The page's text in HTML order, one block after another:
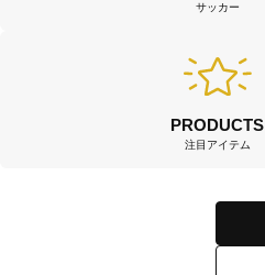
サッカー
PRODUCTS
注目アイテム